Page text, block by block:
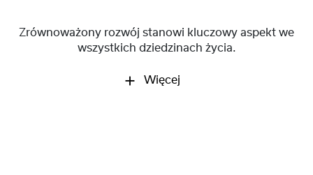
Zrównoważony rozwój stanowi kluczowy aspekt we
wszystkich dziedzinach życia.
Więcej